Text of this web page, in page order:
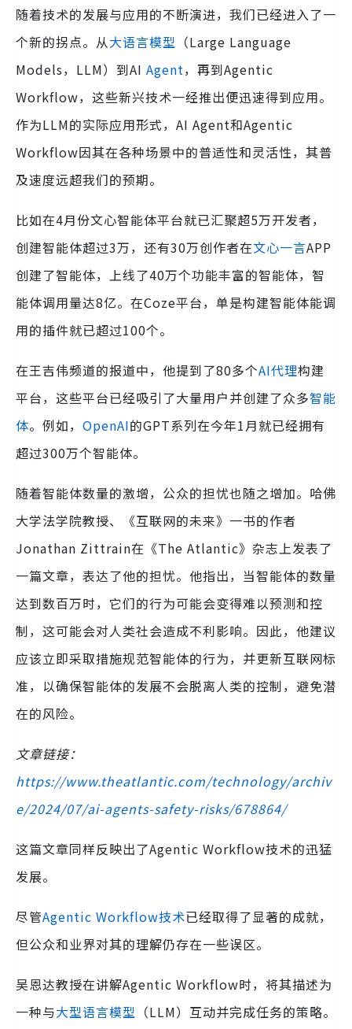
随着技术的发展与应用的不断演进，我们已经进入了一
个新的拐点。从大语言模型 （Large Language
Models，LLM）到AI Agent，再到Agentic
Workflow，这些新兴技术一经推出便迅速得到应用。
作为LLM的实际应用形式，AI Agent和Agentic
Workflow因其在各种场景中的普适性和灵活性，其普
及速度远超我们的预期。
比如在4月份文心智能体平台就已汇聚超5万开发者，
创建智能体超过3万，还有30万创作者在文心一言APP
创建了智能体，上线了40万个功能丰富的智能体，智
能体调用量达8亿。在Coze平台，单是构建智能体能调
用的插件就已超过100个。
在王吉伟频道的报道中，他提到了80多个AI代理构建
平台，这些平台已经吸引了大量用户并创建了众多智能
体。例如， OpenAI的GPT系列在今年1月就已经拥有
超过300万个智能体。
随着智能体数量的激增，公众的担忧也随之增加。哈佛
大学法学院教授、《互联网的未来》一书的作者
Jonathan Zittrain在《The Atlantic》杂志上发表了
一篇文章，表达了他的担忧。他指出，当智能体的数量
达到数百万时，它们的行为可能会变得难以预测和控
制，这可能会对人类社会造成不利影响。因此，他建议
应该立即采取措施规范智能体的行为，并更新互联网标
准，以确保智能体的发展不会脱离人类的控制，避免潜
在的风险。
文章链接：
https://www.theatlantic.com/technology/archiv
e/2024/07/ai-agents-safety-risks/678864/
这篇文章同样反映出了Agentic Workflow技术的迅猛
发展。
尽管Agentic Workflow技术已经取得了显著的成就，
但公众和业界对其的理解仍存在一些误区。
吴恩达教授在讲解Agentic Workflow时，将其描述为
一种与大型语言模型 （LLM）互动并完成任务的策略。